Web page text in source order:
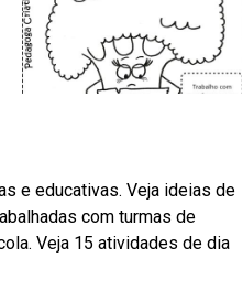
e educativas. Veja ideias de
com turmas de
Veja 15 atividades de dia